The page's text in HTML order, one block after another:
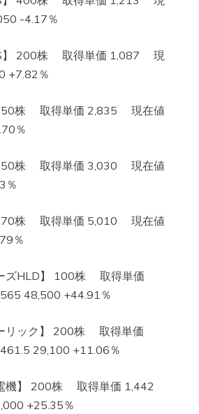
-4.17％
】 200株 取得単価 1,087 現
+7.82％
50株 取得単価 2,835 現在値
％
50株 取得単価 3,030 現在値
％
70株 取得単価 5,010 現在値
％
ズHLD】 100株 取得単価
48,500 +44.91％
リック】 200株 取得単価
29,100 +11.06％
機】 200株 取得単価 1,442
+25.35％